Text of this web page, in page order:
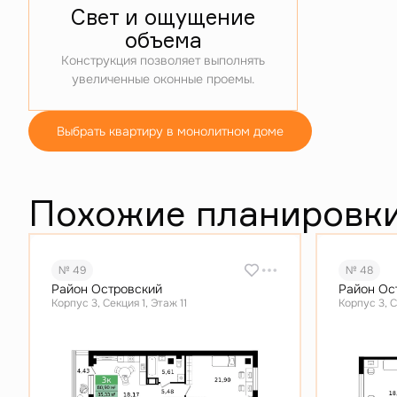
Свет и ощущение
объема
Конструкция позволяет выполнять
увеличенные оконные проемы.
Выбрать квартиру в монолитном доме
Похожие
№ 49
Район Островский
Корпус 3, Секция 1, Этаж 11
№ 48
Район
Корпус 3,